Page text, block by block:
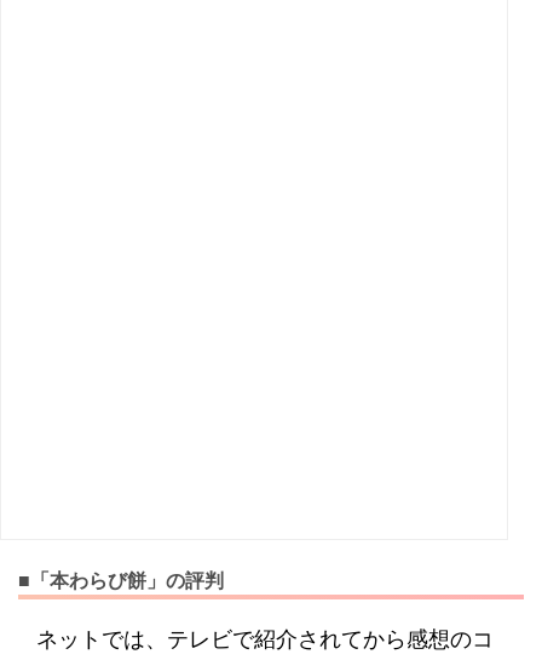
■「本わらび餅」の評判
ネットでは、テレビで紹介されてから感想のコ